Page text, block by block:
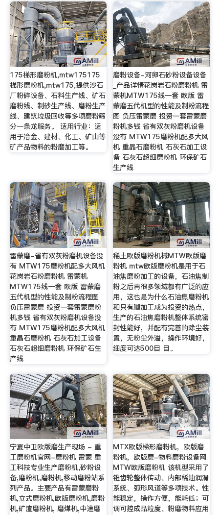
175梯形磨粉机,mtw175175
梯形磨粉机,mtw175,提供沙石
厂粉碎设备、石料生产线、矿石
磨粉线、制砂生产线、磨粉生产
线、建筑垃圾回收等多项磨粉筛
分一条龙服务。 适用行业：适
用于冶金、建材、化工、矿山等
矿产品物料的粉磨加工等。
磨粉设备-河卵石砂粉设备设备
_产品详情花岗岩石粉磨粉机 雷
蒙机MTW175线一套 欧版 雷
蒙磨五代机型的性能及制粉流程
图 负压雷蒙磨 投资一套雷蒙磨
粉机多钱 省有双灰粉磨机设备
没有 MTW175磨粉机配多大风
机 重晶石磨粉机 石灰石加工设
备 石灰石超细磨粉机 环保矿石
生产线
雷蒙磨-省有双灰粉磨机设备没
有 MTW175磨粉机配多大风机
花岗岩石粉磨粉机 雷蒙机
MTW175线一套 欧版 雷蒙磨
五代机型的性能及制粉流程图
负压雷蒙磨 投资一套雷蒙磨粉
机多钱 省有双灰粉磨机设备没
有 MTW175磨粉机配多大风机
重晶石磨粉机 石灰石加工设备
石灰石超细磨粉机 环保矿石生
产线
稀土欧版磨粉机械MTW欧版磨
粉机 mtw欧版磨粉机是用于石
油焦磨粉加工的设备，石油焦制
粉之后再很多领域都有广泛的应
用，这也是为什么石油焦磨粉机
和只有脚加工成为投资的热点，
生产的石油焦磨粉机整体系统密
封性能好，并配有完善的除尘装
置，无粉尘外溢，操作环境好，
细度可达500目 目。
宁夏中卫欧版磨生产现场 - 重
工磨粉机官网-磨粉机 雷蒙 重
工科技专业生产磨粉机,砂粉设
备,磨粉机,磨粉机,移动磨粉站系
列产品。主要产品有雷蒙磨粉
机,立式磨粉机,欧版磨粉机,磨粉
机,矿渣磨粉机, 磨煤机,中速磨
MTX欧版梯形磨粉机，欧版磨
粉机，欧版磨-物料磨粉设备网
MTW欧版磨粉机 该机型采用了
锥齿轮整体传动、内部稀油润滑
系统、弧形风道等多项技术。性
能稳定，操作方便，能耗低；可
调可控成品粒度、粉磨物料应用